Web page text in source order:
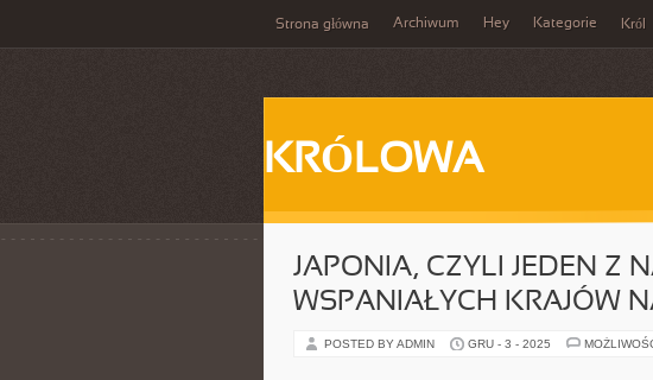
Strona główna Archiwum Hey Kategorie Król
KRÓLOWA
JAPONIA, CZYLI JEDEN Z
WSPANIAŁYCH KRAJÓW
POSTED BY ADMIN GRU - 3 - 2025